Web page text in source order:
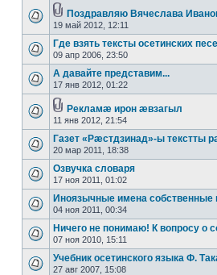
Поздравляю Вячеслава
19 май 2012, 12:11
Где взять тексты осетинских
09 апр 2006, 23:50
А давайте представим...
17 янв 2012, 01:22
Рекламæ ирон æвзагыл
11 янв 2012, 21:54
Газет «Рæстдзинад»-ы текстты
20 мар 2011, 18:38
Озвучка словаря
17 ноя 2011, 01:02
Иноязычные имена собственные
04 ноя 2011, 00:34
Ничего не понимаю! К вопросу о
07 ноя 2010, 15:11
Учебник осетинского языка Ф.
27 авг 2007, 15:08